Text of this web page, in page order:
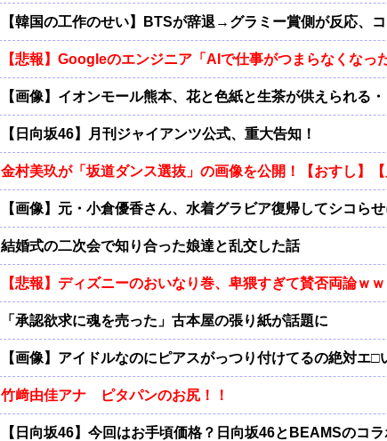
【韓国の工作のせい】BTSが辞退→グラミー賞側が反応、
【悲報】Googleのエンジニア「AIで仕事がつまらなくなっ
【画像】イオンモール熊本、花と色紙と生茶が供えられる・
【日向坂46】月刊ジャイアンツ公式、重大告知！
金村美玖が「坂道ダンス選抜」の画像を公開！【おすし】
【画像】元・小倉優香さん、水着グラビア復帰してシコら
結婚式の二次会で知り合った娘達と乱交した話
【悲報】ディズニーのおいなり巻、卑猥すぎて賛否両論ｗ
「承認欲求に魂を売った」古本屋の張り紙が話題に
【画像】アイドルなのにピアスがっつり付けてるの絶対エ□
竹﨑由佳アナ ピタパンのお尻！！
【日向坂46】今回はお手頃価格？日向坂46とBEAMSのコラ